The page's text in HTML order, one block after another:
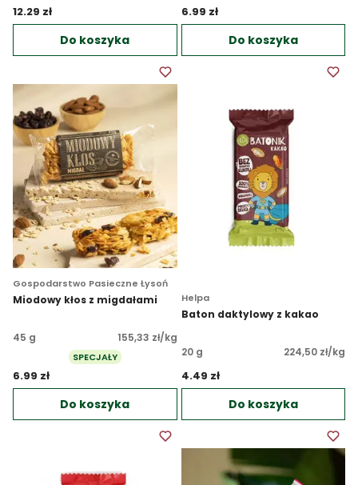
12.29 zł
Do koszyka
6.99 zł
Do koszyka
Gospodarstwo Pasieczne Łysoń
Miodowy kłos z migdałami
45 g 155,33 zł/kg
SPECJAŁY
6.99 zł
Do koszyka
Helpa
Baton daktylowy z kakao
20 g 224,50 zł/kg
4.49 zł
Do koszyka